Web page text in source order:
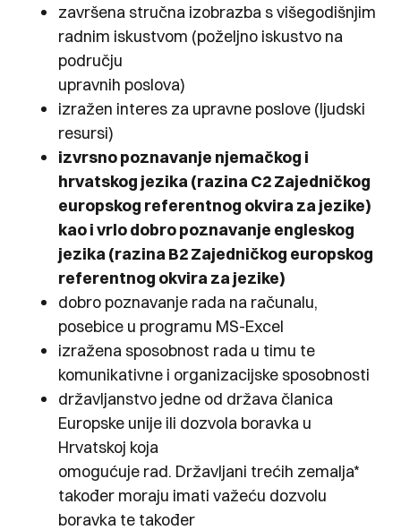
završena stručna izobrazba s višegodišnjim
radnim iskustvom (poželjno iskustvo na
području
upravnih poslova)
izražen interes za upravne poslove (ljudski
resursi)
izvrsno poznavanje njemačkog i
hrvatskog jezika (razina C2 Zajedničkog
europskog referentnog okvira za jezike)
kao i vrlo dobro poznavanje engleskog
jezika (razina B2 Zajedničkog europskog
referentnog okvira za jezike)
dobro poznavanje rada na računalu,
posebice u programu MS-Excel
izražena sposobnost rada u timu te
komunikativne i organizacijske sposobnosti
državljanstvo jedne od država članica
Europske unije ili dozvola boravka u
Hrvatskoj koja
omogućuje rad. Državljani trećih zemalja*
također moraju imati važeću dozvolu
boravka te također